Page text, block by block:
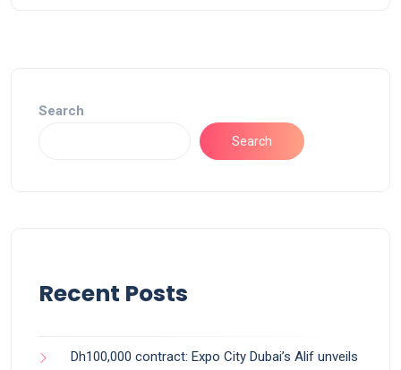
Search
Search
Recent Posts
Dh100,000 contract: Expo City Dubai’s Alif unveils